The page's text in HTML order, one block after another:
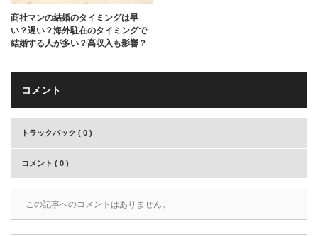
商社マンの結婚のタイミングは早
い？遅い？海外駐在のタイミングで
結婚する人が多い？高収入も影響？
コメント
トラックバック ( 0 )
コメント ( 0 )
この記事へのコメントはありません。